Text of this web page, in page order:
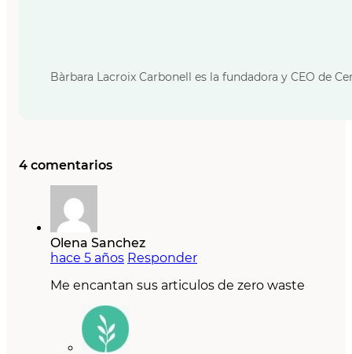
Bàrbara Lacroix Carbonell es la fundadora y CEO de
4 comentarios
Olena Sanchez
hace 5 años Responder
Me encantan sus articulos de zero waste